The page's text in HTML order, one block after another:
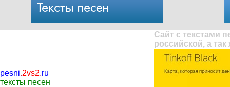
pesni.2vs2.ru
тексты песен
Сайт с текстами
российской, а